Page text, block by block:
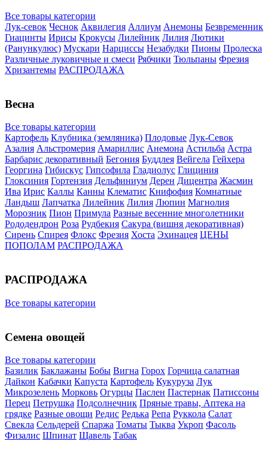
Все товары категории
Лук-севок Чеснок Аквилегия Аллиум Анемоны Безвременник
Гиацинты Ирисы Крокусы Лилейник Лилия Лютики
(Ранункулюс) Мускари Нарцисcы Незабудки Пионы Пролеска
Различные луковичные и смеси Рябчики Тюльпаны Фрезия
Хризантемы РАСПРОДАЖА
Весна
Все товары категории
Картофель Клубника (земляника) Плодовые Лук-Севок
Азалия Альстромерия Амариллис Анемона Астильба Астра
Барбарис декоративный Бегония Буддлея Вейгела Гейхера
Георгина Гибискус Гипсофила Гладиолус Глициния
Глоксиния Гортензия Дельфиниум Дерен Дицентра Жасмин
Ива Ирис Каллы Канны Клематис Книфофия Комнатные
Ландыш Лапчатка Лилейник Лилия Люпин Магнолия
Морозник Пион Примула Разные весенние многолетники
Рододендрон Роза Рудбекия Сакура (вишня декоративная)
Сирень Спирея Флокс Фрезия Хоста Эхинацея ЦЕНЫ
ПОПОЛАМ РАСПРОДАЖА
РАСПРОДАЖА
Все товары категории
Семена овощей
Все товары категории
Базилик Баклажаны Бобы Вигна Горох Горчица салатная
Дайкон Кабачки Капуста Картофель Кукуруза Лук
Микрозелень Морковь Огурцы Паслен Пастернак Патиссоны
Перец Петрушка Подсолнечник Пряные травы, Аптека на
грядке Разные овощи Редис Редька Репа Руккола Салат
Свекла Сельдерей Спаржа Томаты Тыква Укроп Фасоль
Физалис Шпинат Щавель Табак